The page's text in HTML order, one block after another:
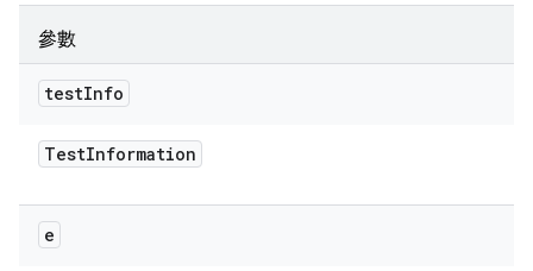
參數
testInfo
TestInformation
e